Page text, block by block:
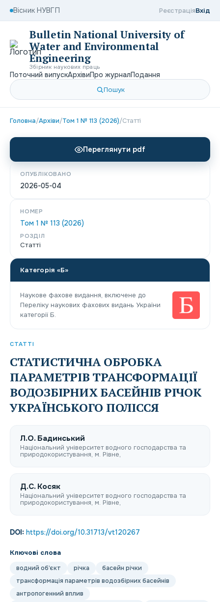
Вісник НУВГП РеєстраціяВхід
Bulletin National University of
Water and Environmental
Engineering
Збірник наукових праць
Поточний випускАрхівиПро журналПодання
Пошук
Головна/Архіви/Том 1 № 113 (2026)/Статті
СТАТТІ
СТАТИСТИЧНА ОБРОБКА
ПАРАМЕТРІВ ТРАНСФОРМАЦІЇ
ВОДОЗБІРНИХ БАСЕЙНІВ РІЧОК
УКРАЇНСЬКОГО ПОЛІССЯ
Л.О. Бадинський
Національний університет водного господарства та
природокористування, м. Рівне,
Д.С. Косяк
Національний університет водного господарства та
природокористування, м. Рівне,
DOI: https://doi.org/10.31713/vt120267
Ключові слова
водний об’єкт річка
басейн річки
трансформація параметрів водозбірних басейнів
антропогенний вплив
Переглянути pdf
ОПУБЛІКОВАНО
2026-05-04
НОМЕР
Том 1 № 113 (2026)
РОЗДІЛ
Статті
Категорія «Б»
Наукове фахове видання, включене до
Переліку наукових фахових видань України
категорії Б.